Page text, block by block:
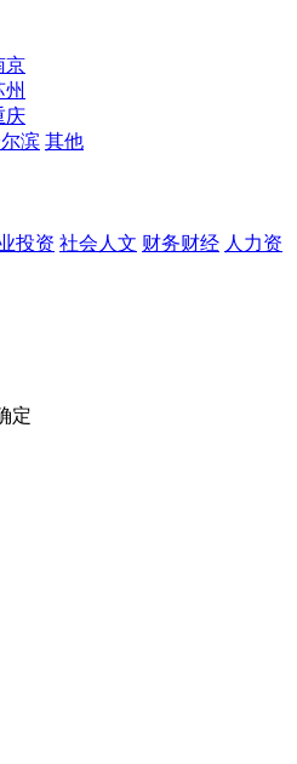
京
州
庆
滨 其他
投资 社会人文 财务财经 人力资
定